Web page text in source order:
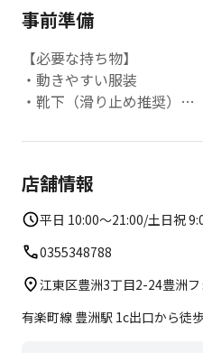
事前準備
【必要な持ち物】
・動きやすい服装
・靴下（滑り止め推奨）
・飲み物
※ロッカー付き更衣室があ
す。
・全レッスンマット付きです
店舗情報
平日 10:00～21:00/土日祝
0355348788
江東区豊洲3丁目2-24豊洲
有楽町線 豊洲駅 1c出口から徒